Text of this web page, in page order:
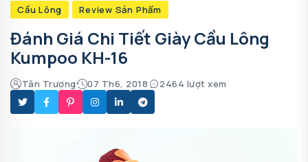
Cầu Lông Review Sản Phẩm
Đánh Giá Chi Tiết Giày Cầu Lông
Kumpoo KH-16
Tân Trương 07 Th6, 2018 2464 lượt xem